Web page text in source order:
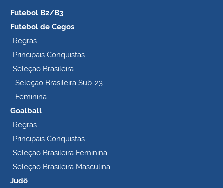
o
m
e
t
Futebol B2/B3
Futebol de Cegos
Regras
Principais Conquistas
Seleção Brasileira
Seleção Brasileira Sub-23
Feminina
Goalball
Regras
Principais Conquistas
Seleção Brasileira Feminina
Seleção Brasileira Masculina
Judô